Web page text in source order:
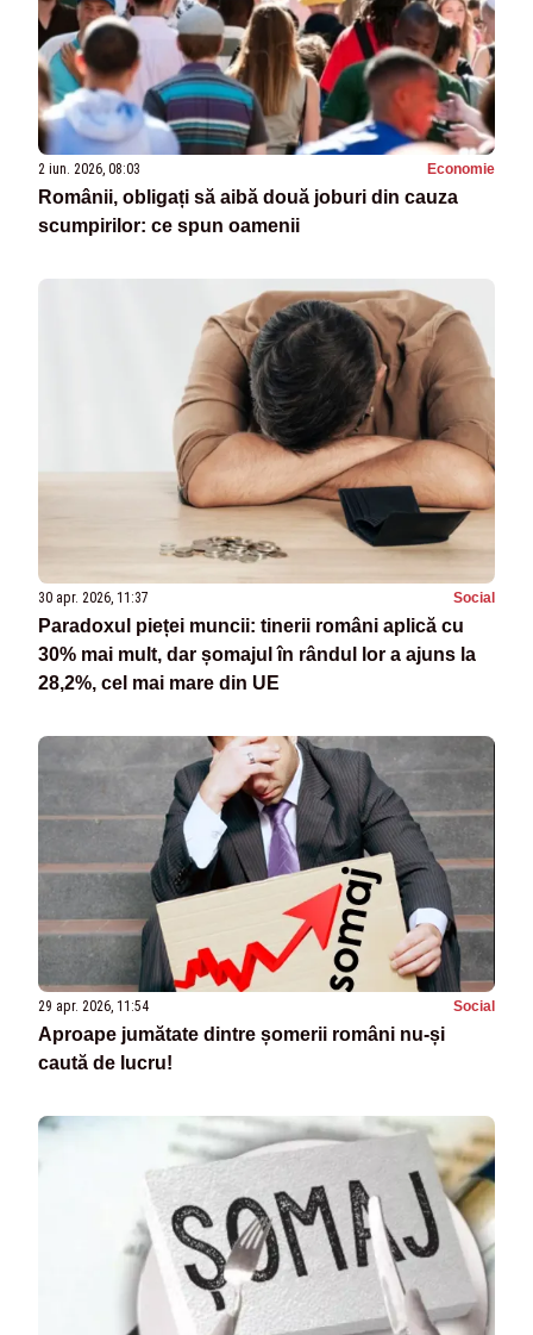
2 iun. 2026, 08:03 Economie
Românii, obligați să aibă două joburi din cauza
scumpirilor: ce spun oamenii
30 apr. 2026, 11:37 Social
Paradoxul pieței muncii: tinerii români aplică cu
30% mai mult, dar șomajul în rândul lor a ajuns la
28,2%, cel mai mare din UE
29 apr. 2026, 11:54 Social
Aproape jumătate dintre șomerii români nu-și
caută de lucru!